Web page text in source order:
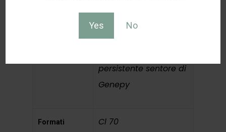
Yes No
inizio pungente e
finale lievemente
persistente sentore di
Genepy
Formati
Cl 70